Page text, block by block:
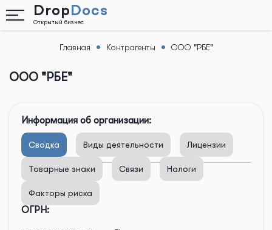
DropDocs
Открытый бизнес
Главная Контрагенты ООО "РБЕ"
ООО "РБЕ"
Информация об организации:
Сводка Виды деятельности Лицензии
Товарные знаки Связи Налоги
Факторы риска
ОГРН: